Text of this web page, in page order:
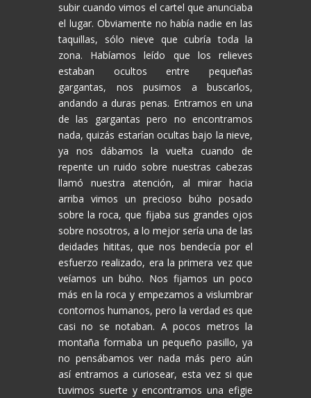
subir cuando vimos el cartel que anunciaba
el lugar. Obviamente no había nadie en las
taquillas, sólo nieve que cubría toda la
zona. Habíamos leído que los relieves
estaban ocultos entre pequeñas
gargantas, nos pusimos a buscarlos,
andando a duras penas. Entramos en una
de las gargantas pero no encontramos
nada, quizás estarían ocultas bajo la nieve,
ya nos dábamos la vuelta cuando de
repente un ruido sobre nuestras cabezas
llamó nuestra atención, al mirar hacia
arriba vimos un precioso búho posado
sobre la roca, que fijaba sus grandes ojos
sobre nosotros, a lo mejor sería una de las
deidades hititas, que nos bendecía por el
esfuerzo realizado, era la primera vez que
veíamos un búho. Nos fijamos un poco
más en la roca y empezamos a vislumbrar
contornos humanos, pero la verdad es que
casi no se notaban. A pocos metros la
montaña formaba un pequeño pasillo, ya
no pensábamos ver nada más pero aún
así entramos a curiosear, esta vez si que
tuvimos suerte y encontramos una efigie